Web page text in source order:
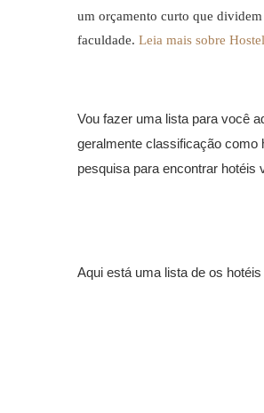
um orçamento curto que
faculdade. Leia mais sobre
Vou fazer uma lista para você
geralmente classificação como
pesquisa para encontrar hotéis
Aqui está uma lista de os